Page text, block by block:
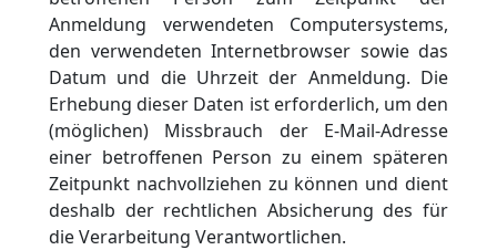
Anmeldung verwendeten Computersystems,
den verwendeten Internetbrowser sowie das
Datum und die Uhrzeit der Anmeldung. Die
Erhebung dieser Daten ist erforderlich, um den
(möglichen) Missbrauch der E-Mail-Adresse
einer betroffenen Person zu einem späteren
Zeitpunkt nachvollziehen zu können und dient
deshalb der rechtlichen Absicherung des für
die Verarbeitung Verantwortlichen.